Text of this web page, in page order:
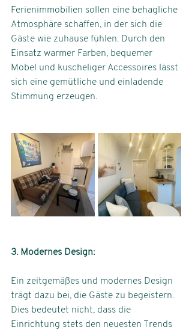
Ferienimmobilien sollen eine behagliche
Atmosphäre schaffen, in der sich die
Gäste wie zuhause fühlen. Durch den
Einsatz warmer Farben, bequemer
Möbel und kuscheliger Accessoires lässt
sich eine gemütliche und einladende
Stimmung erzeugen.
3. Modernes Design:
Ein zeitgemäßes und modernes Design
trägt dazu bei, die Gäste zu begeistern.
Dies bedeutet nicht, dass die
Einrichtung stets den neuesten Trends